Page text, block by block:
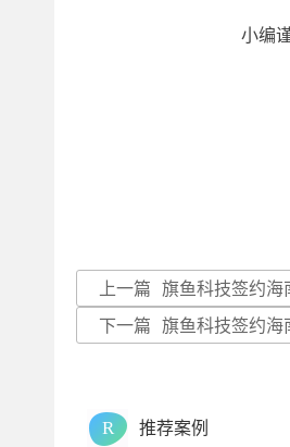
小编
上一篇
旗鱼科技签约海南匠
下一篇
旗鱼科技签约海南品香
R 推荐案例